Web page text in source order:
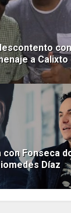
a
Fonseca
Díaz